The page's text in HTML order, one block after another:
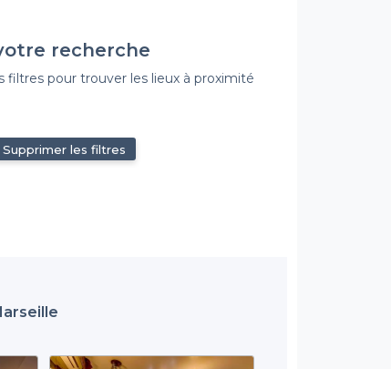
et la possibilité d'ajuster votre réservation en
lors de l'organisation de votre événement.
recherche
pour trouver les lieux à proximité
Supprimer les filtres